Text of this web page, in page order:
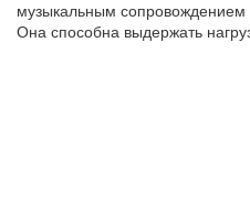
музыкальным сопровождением
Она способна выдержать